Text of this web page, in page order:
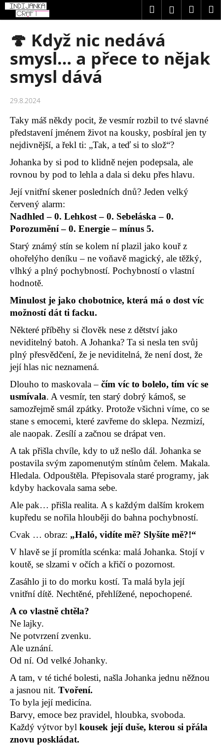
Přejít
obsah
HledatPřihlášení
🍄 Když nic nedává
smysl… a přece to nějak
smysl dává
29.8.2024
Taky máš někdy pocit, že vesmír rozbil to tvé slavné
představení jménem život na kousky, posbíral jen ty
nejdivnější, a řekl ti: „Tak, a teď si to slož“?
Johanka by si pod to klidně nejen podepsala, ale
rovnou by pod to lehla a dala si deku přes hlavu.
Její vnitřní skener posledních dnů? Jeden velký
červený alarm:
Nadhled – 0. Lehkost – 0. Sebeláska – 0.
Porozumění – 0. Energie – mínus 5.
Starý známý stín se kolem ní plazil jako kouř z
ohořelýho deníku – ne voňavě magický, ale těžký,
vlhký a plný pochybností. Pochybností o vlastní
hodnotě.
Minulost je jako chobotnice, která má o dost víc
možností dát ti facku.
Některé příběhy si člověk nese z dětství jako
neviditelný batoh. A Johanka? Ta si nesla ten svůj
plný přesvědčení, že je neviditelná, že není dost, že
její hlas nic neznamená.
Dlouho to maskovala – čím víc to bolelo, tím víc se
usmívala. A vesmír, ten starý dobrý kámoš, se
samozřejmě smál zpátky. Protože všichni víme, co se
stane s emocemi, které zavřeme do sklepa. Nezmizí,
ale naopak. Zesílí a začnou se drápat ven.
A tak přišla chvíle, kdy to už nešlo dál. Johanka se
postavila svým zapomenutým stínům čelem. Makala.
Hledala. Odpouštěla. Přepisovala staré programy, jak
kdyby hackovala sama sebe.
Ale pak… přišla realita. A s každým dalším krokem
kupředu se nořila hlouběji do bahna pochybností.
Cvak … obraz: „Haló, vidíte mě? Slyšíte mě?!“
V hlavě se jí promítla scénka: malá Johanka. Stojí v
koutě, se slzami v očích a křičí o pozornost.
Zasáhlo ji to do morku kostí. Ta malá byla její
vnitřní dítě. Nechtěné, přehlížené, nepochopené.
A co vlastně chtěla?
Ne lajky.
Ne potvrzení zvenku.
Ale uznání.
Od ní. Od velké Johanky.
A tam, v té tiché bolesti, našla Johanka jednu něžnou
a jasnou nit. Tvoření.
To byla její medicína.
Barvy, emoce bez pravidel, hloubka, svoboda.
Každý výtvor byl kousek její duše, kterou si přála
znovu poskládat.
K
o
C
o
p
t
ř
e
b
u
j
e
t
e
n
a
j
í
t
?
HLEDAT
D
o
p
o
r
u
u
j
e
m